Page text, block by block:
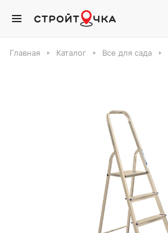
Главная Каталог Все для сада